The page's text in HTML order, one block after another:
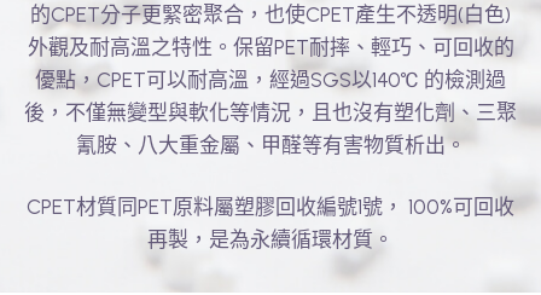
的CPET分子更緊密聚合，也使CPET產生不透明(白色)
外觀及耐高溫之特性。保留PET耐摔、輕巧、可回收的
優點，CPET可以耐高溫，經過SGS以140℃ 的檢測過
後，不僅無變型與軟化等情況，且也沒有塑化劑、三聚
氰胺、八大重金屬、甲醛等有害物質析出。
CPET材質同PET原料屬塑膠回收編號1號， 100%可回收
再製，是為永續循環材質。